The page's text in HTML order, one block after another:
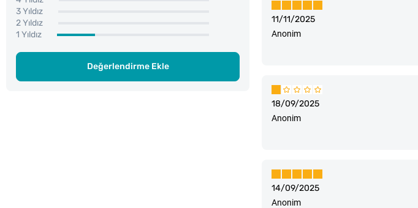
3 Yıldız
2 Yıldız
1 Yıldız
Değerlendirme Ekle
11/11/2025
Anonim
18/09/2025
Anonim
14/09/2025
Anonim